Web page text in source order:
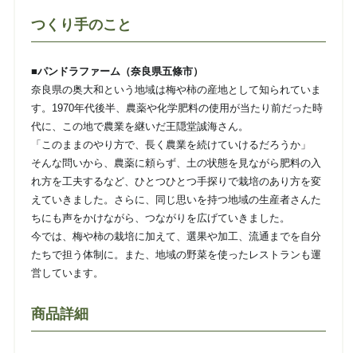
つくり手のこと
■パンドラファーム（奈良県五條市）
奈良県の奥大和という地域は梅や柿の産地として知られていま
す。1970年代後半、農薬や化学肥料の使用が当たり前だった時
代に、この地で農業を継いだ王隠堂誠海さん。
「このままのやり方で、長く農業を続けていけるだろうか」
そんな問いから、農薬に頼らず、土の状態を見ながら肥料の入
れ方を工夫するなど、ひとつひとつ手探りで栽培のあり方を変
えていきました。さらに、同じ思いを持つ地域の生産者さんた
ちにも声をかけながら、つながりを広げていきました。
今では、梅や柿の栽培に加えて、選果や加工、流通までを自分
たちで担う体制に。また、地域の野菜を使ったレストランも運
営しています。
商品詳細